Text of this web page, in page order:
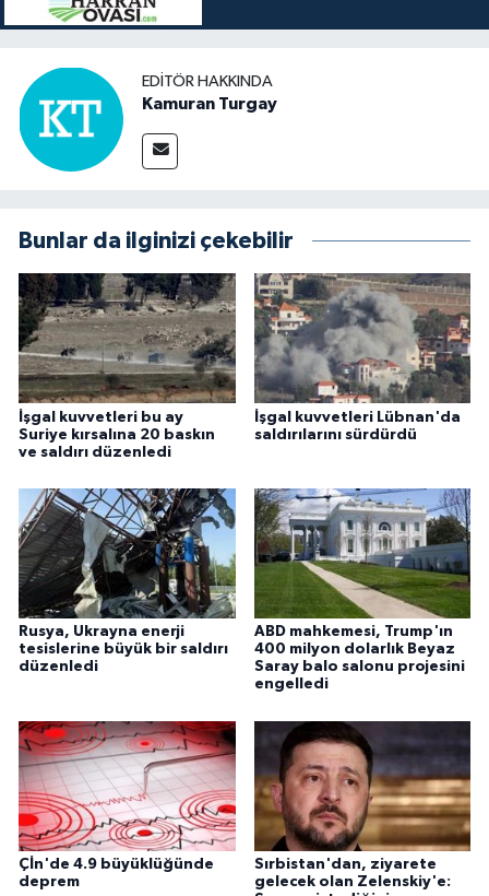
EDITÖR HAKKINDA
Kamuran Turgay
Bunlar da ilginizi çekebilir
İşgal kuvvetleri bu ay
Suriye kırsalına 20 baskın
ve saldırı düzenledi
İşgal kuvvetleri Lübnan'da
saldırılarını sürdürdü
Rusya, Ukrayna enerji
tesislerine büyük bir saldırı
düzenledi
ABD mahkemesi, Trump'ın
400 milyon dolarlık Beyaz
Saray balo salonu projesini
engelledi
Çİn'de 4.9 büyüklüğünde
deprem
Sırbistan'dan, ziyarete
gelecek olan Zelenskiy'e: